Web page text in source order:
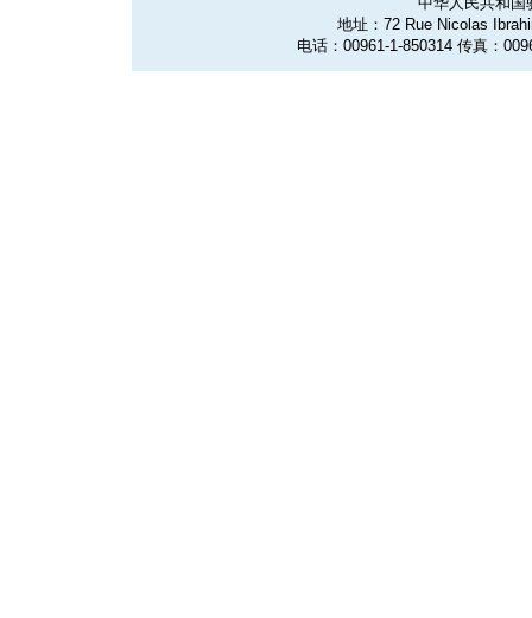
地址：72 Rue Nicolas
电话：00961-1-850314 传真：